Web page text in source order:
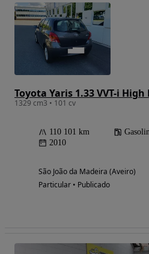
Toyota Yaris 1.33 VVT-i High
1329 cm3 • 101 cv
110 101 km
2010
São João da Madeira (Aveiro)
Particular • Publicado